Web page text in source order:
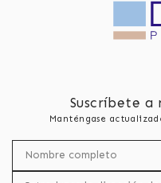
Suscríbete a
Manténgase